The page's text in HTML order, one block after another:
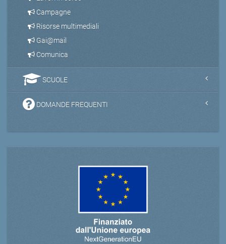
Campagne
Risorse multimediali
Gai@mail
Comunica
SCUOLE
DOMANDE FREQUENTI